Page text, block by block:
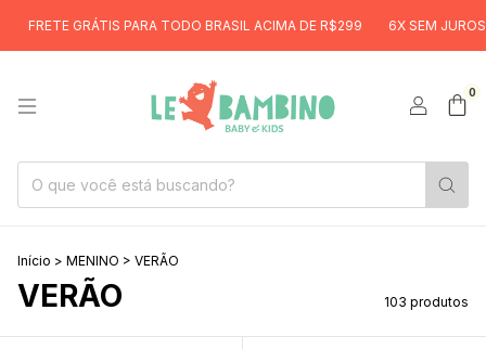
PARA TODO BRASIL ACIMA DE R$299 6X SEM JUROS FRETE
0
Início > MENINO > VERÃO
VERÃO 103 produtos